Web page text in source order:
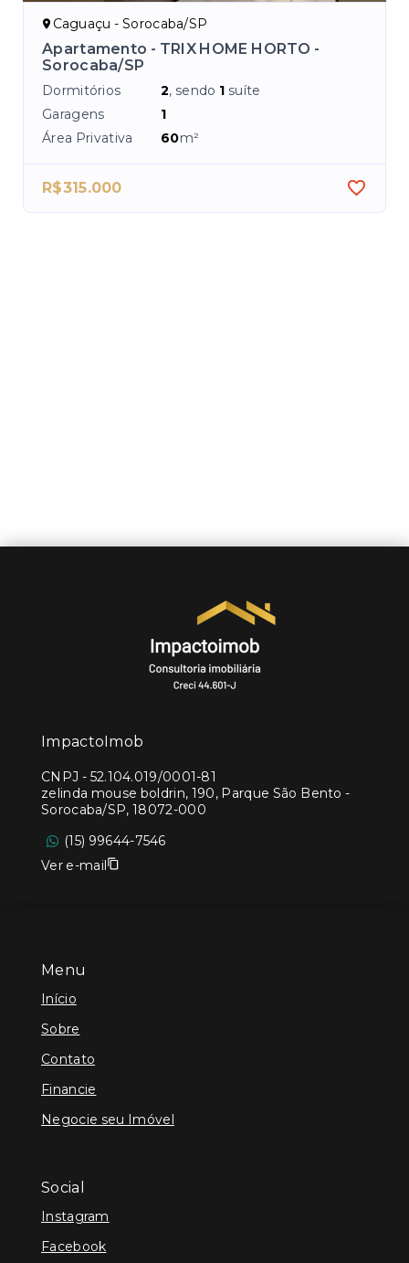
Caguaçu - Sorocaba/SP
Apartamento - TRIX HOME HORTO -
Sorocaba/SP
Dormitórios 2, sendo 1 suíte
Garagens
1
Área Privativa
60m²
R$315.000
Menu
Início
Sobre
Contato
Financie
Negocie seu Imóvel
Social
Instagram
Facebook
ImpactoImob
CNPJ - 52.104.019/0001-81
zelinda mouse boldrin, 190, Parque São Bento -
Sorocaba/SP, 18072-000
(15) 99644-7546
Ver e-mail